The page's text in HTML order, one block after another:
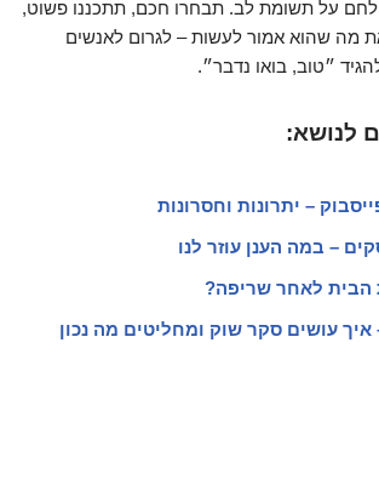
על תשומת לב. תבחרו חכם, תתכננו פשוט,
מה שהוא אמור לעשות – לגרום לאנשים
״טוב, בואו נדבר״.
לנושא:
– יתרונות וחסרונות
– במה הענן עוזר לנו
הבית לאחר שריפה?
עושים סקר שוק ומחליטים מה נכון